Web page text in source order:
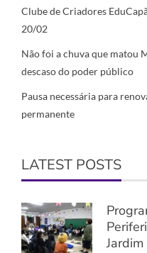
Clube de Criadores
20/02
Não foi a chuva que matou
descaso do poder público
Pausa necessária para
permanente
LATEST POSTS